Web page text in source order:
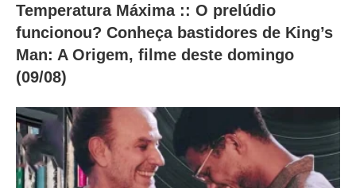
Temperatura Máxima :: O prelúdio
funcionou? Conheça bastidores de King’s
Man: A Origem, filme deste domingo
(09/08)